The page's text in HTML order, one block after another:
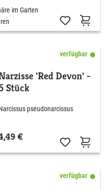
im Garten
verfügbar
'Red Devon' -
Stück
pseudonarcissus
€
verfügbar